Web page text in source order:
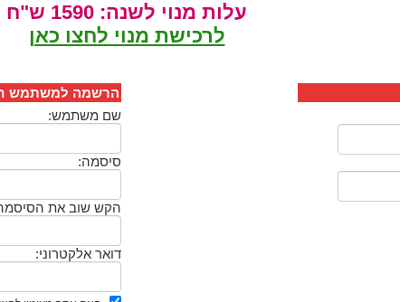
עלות מנוי לשנה: 1590 ש"ח
לרכישת מנוי לחצו כאן
הרשמה למשתמש
שם משתמש:
סיסמה:
הקש שוב את
דואר אלקטרוני: